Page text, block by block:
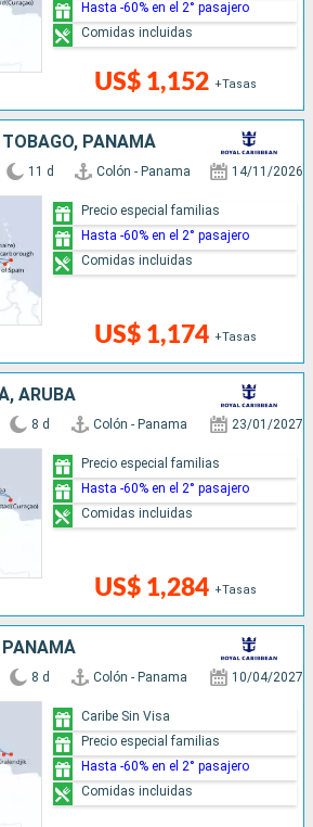
US$ 1,152 +Tasas
Hasta -60% en el 2° pasajero
Comidas incluidas
PANAMÁ
11 d Colón - Panama 14/11/2026
US$ 1,174 +Tasas
Precio especial familias
Hasta -60% en el 2° pasajero
Comidas incluidas
ARUBA
8 d Colón - Panama 23/01/2027
US$ 1,284 +Tasas
Precio especial familias
Hasta -60% en el 2° pasajero
Comidas incluidas
8 d Colón - Panama 10/04/2027
Caribe Sin Visa
Precio especial familias
Hasta -60% en el 2° pasajero
Comidas incluidas